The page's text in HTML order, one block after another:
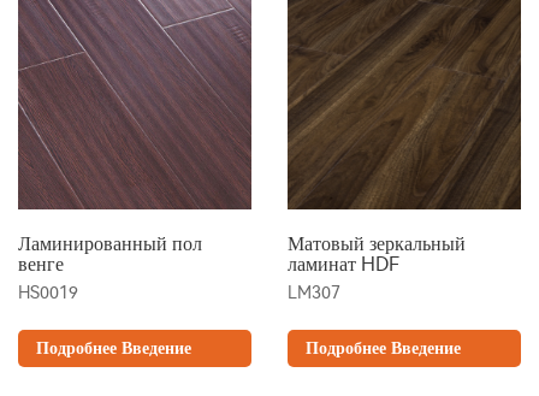
Ламинированный пол
венге
HS0019
Подробнее Введение
Матовый зеркальный
ламинат HDF
LM307
Подробнее Введение